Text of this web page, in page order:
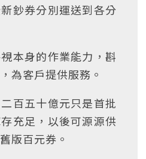
鈔券分別運送到各分
本身的作業能力，斟
為客戶提供服務。
百五十億元只是首批
充足，以後可源源供
版百元券。